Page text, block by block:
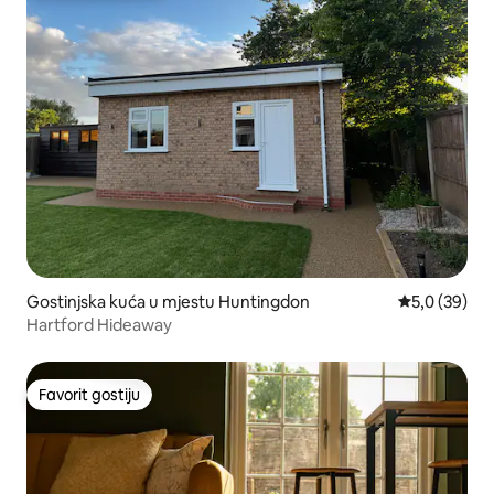
Gostinjska kuća u mjestu Huntingdon Prosječna
5,0 (39)
Hartford Hideaway
Favorit gostiju
Favorit gostiju